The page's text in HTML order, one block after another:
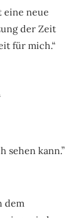
eine neue
der Zeit
für mich.“
sehen kann.”
dem